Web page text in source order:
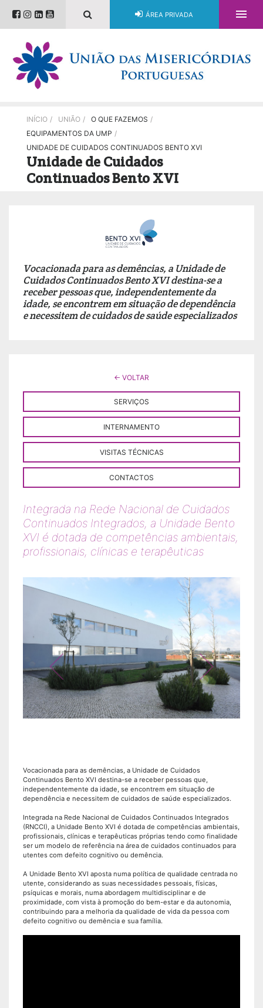
ÁREA PRIVADA 
INÍCIO / UNIÃO / O QUE FAZEMOS /
EQUIPAMENTOS DA UMP /
UNIDADE DE CUIDADOS CONTINUADOS BENTO XVI
Unidade de Cuidados
Continuados Bento XVI
Vocacionada para as demências, a Unidade de
Cuidados Continuados Bento XVI destina-se a
receber pessoas que, independentemente da
idade, se encontrem em situação de dependência
e necessitem de cuidados de saúde especializados
← VOLTAR
SERVIÇOS
INTERNAMENTO
VISITAS TÉCNICAS
CONTACTOS
Integrada na Rede Nacional de Cuidados
Continuados Integrados, a Unidade Bento
XVI é dotada de competências ambientais,
profissionais, clínicas e terapêuticas
Vocacionada para as demências, a Unidade de Cuidados
Continuados Bento XVI destina-se a receber pessoas que,
independentemente da idade, se encontrem em situação de
dependência e necessitem de cuidados de saúde especializados.
Integrada na Rede Nacional de Cuidados Continuados Integrados
(RNCCI), a Unidade Bento XVI é dotada de competências ambientais,
profissionais, clínicas e terapêuticas próprias tendo como finalidade
ser um modelo de referência na área de cuidados continuados para
utentes com defeito cognitivo ou demência.
A Unidade Bento XVI aposta numa política de qualidade centrada no
utente, considerando as suas necessidades pessoais, físicas,
psíquicas e morais, numa abordagem multidisciplinar e de
proximidade, com vista à promoção do bem-estar e da autonomia,
contribuindo para a melhoria da qualidade de vida da pessoa com
defeito cognitivo ou demência e sua família.